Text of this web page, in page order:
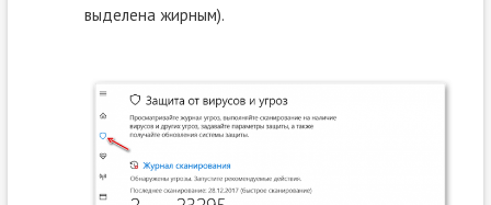
выделена жирным).